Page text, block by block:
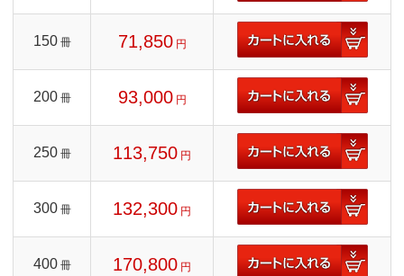
150 冊 71,850 円
200 冊 93,000 円
250 冊 113,750 円
300 冊 132,300 円
400 冊 170,800 円